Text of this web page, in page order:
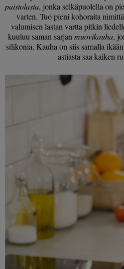
paistolasta, jonka selkäpuolella on
varten. Tuo pieni kohoraita
valumisen lastan vartta pitkin
kuuluu saman sarjanmuovikauha,
silikonia. Kauha on siis samalla
astiasta saa kaiken